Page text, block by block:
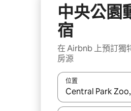
中央公園
宿
在 Airbnb 上預訂獨
房源
位置
如有搜尋結果，瀏